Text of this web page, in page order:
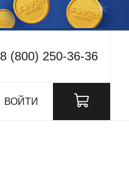
8 (800) 250-36-36
ВОЙТИ